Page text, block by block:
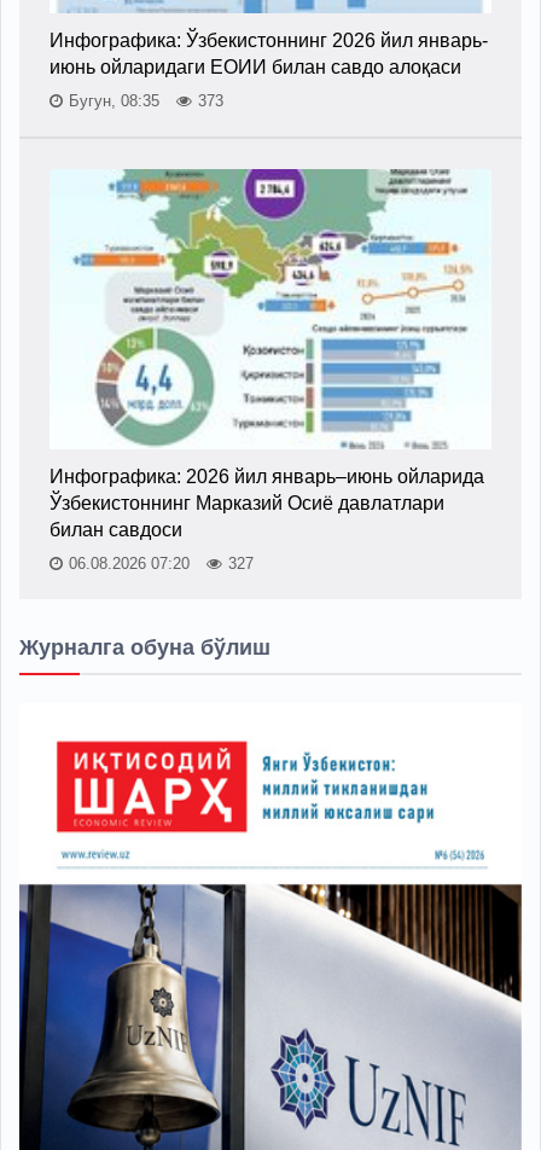
Инфографика: Ўзбекистоннинг 2026 йил январь-
июнь ойларидаги ЕОИИ билан савдо алоқаси
Бугун, 08:35 373
Инфографика: 2026 йил январь–июнь ойларида
Ўзбекистоннинг Марказий Осиё давлатлари
билан савдоси
06.08.2026 07:20 327
Журналга обуна бўлиш